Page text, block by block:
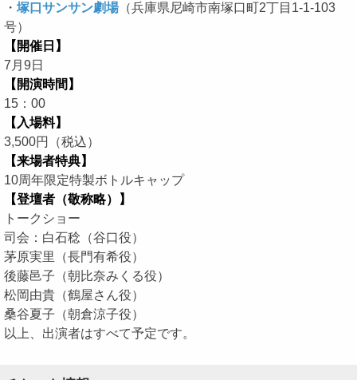
・ 塚口サンサン劇場（兵庫県尼崎市南塚口町2丁目1-1-103
号）
【開催日】
7月9日
【開演時間】
15：00
【入場料】
3,500円（税込）
【来場者特典】
10周年限定特製ボトルキャップ
【登壇者（敬称略）】
トークショー
司会：白石稔（谷口役）
茅原実里（長門有希役）
後藤邑子（朝比奈みくる役）
松岡由貴（鶴屋さん役）
桑谷夏子（朝倉涼子役）
以上、出演者はすべて予定です。